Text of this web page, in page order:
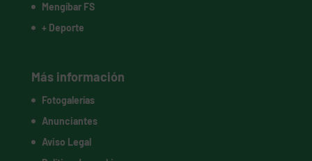
Mengíbar FS
+ Deporte
Más información
Fotogalerías
Anunciantes
Aviso Legal